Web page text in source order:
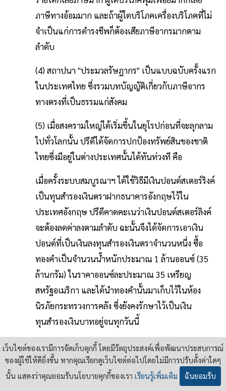
ภาษีทางอ้อมมาก และถ้าผู้ใดบริโภคเครื่องบริโภคที่ไม่
จำเป็นแก่การดำรงชีพก็ต้องเสียภาษีอากรมากตาม
ลำดับ
(4) สถาปนา "ประมวลรัษฎากร" เป็นแบบฉบับครั้งแรก
ในประเทศไทย ซึ่งรวมบทบัญญัติเกี่ยวกับภาษีอากร
ทางตรงที่เป็นธรรมแก่สังคม
(5) เมื่อสงครามใหญ่ได้เริ่มขึ้นในยุโรปก่อนที่จะลุกลาม
ไปทั่วโลกนั้น ปรีดีได้จัดการปกป้องทรัพย์สินของชาติ
ไทยซึ่งมีอยู่ในต่างประเทศนั้นได้ทันท่วงที คือ
เมื่อครั้งระบบสมบูรณาฯ ได้ใช้วิธีมีเงินปอนด์สเตอร์ริงค์
เป็นทุนสำรองเงินตราฝากธนาคารอังกฤษไว้ใน
ประเทศอังกฤษ ปรีดีคาดคะเนว่าเงินปอนด์สเตอร์ลิงค์
จะต้องลดค่าลงตามลำดับ ฉะนั้นจึงได้จัดการเอาเงิน
ปอนด์ที่เป็นเงินลงทุนสำรองเงินตราจำนวนหนึ่ง ซื้อ
ทองคำเป็นจำนวนน้ำหนักประมาณ 1 ล้านออนซ์ (35
ล้านกรัม) ในราคาออนซ์ละประมาณ 35 เหรียญ
สหรัฐอเมริกา และได้นำทองคำนั้นมาเก็บไว้ในห้อง
นิรภัยกระทรวงการคลัง ซึ่งยังคงรักษาไว้เป็นเงิน
ทุนสำรองเงินบาทอยู่จนทุกวันนี้
บัดนี้ทองคำในตลาดโลกมีราคาประมาณออนซ์ละ 350
เหรียญสหรัฐฯ ฉะนั้นต้นทุนที่ปรีดีในฐานะรัฐมนตรีคลัง
ได้ใช้จ่ายเพื่อซื้อทองคำเข้ามาเก็บในห้องริรภัยของกระ
เว็บไซต์ของเรามีการจัดเก็บคุกกี้ โดยมีวัตถุประสงค์เพื่อพัฒนาประสบการณ์
ของผู้ใช้ให้ดียิ่งขึ้น หากคุณเรียกดูเว็บไซต์ต่อไปโดยไม่มีการปรับตั้งค่าใดๆ
นั้น แสดงว่าคุณยอมรับนโยบายคุกกี้ของเรา เรียนรู้เพิ่มเติม ฉันยอมรับ